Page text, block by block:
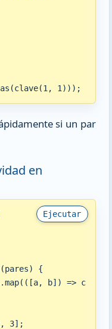
1)));
si un par
en
Ejecutar
{
b]) =>
3];